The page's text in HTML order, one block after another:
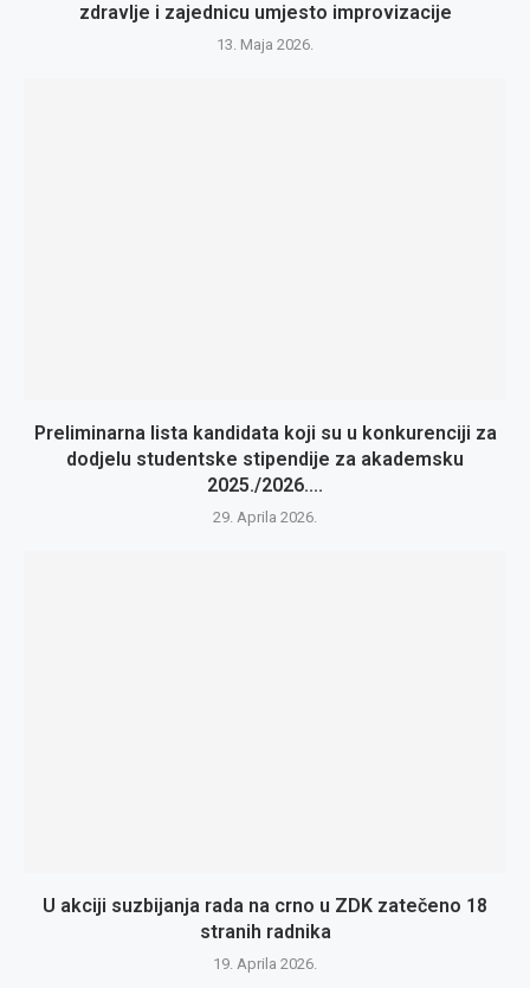
zdravlje i zajednicu umjesto improvizacije
13. Maja 2026.
Preliminarna lista kandidata koji su u konkurenciji za
dodjelu studentske stipendije za akademsku
2025./2026....
29. Aprila 2026.
U akciji suzbijanja rada na crno u ZDK zatečeno 18
stranih radnika
19. Aprila 2026.